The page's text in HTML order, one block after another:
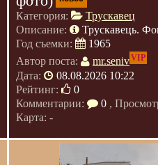
Категория:
Трускавец
Описание:
Трускавець.
Год съемки:
1965
Автор поста:
mr.senivVIP
Дата:
08.08.2026 10:22
Рейтинг:
0
Комментарии:
0 ,
Карта: -